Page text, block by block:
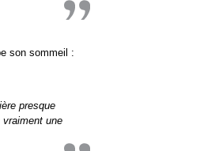
son sommeil :
presque
une